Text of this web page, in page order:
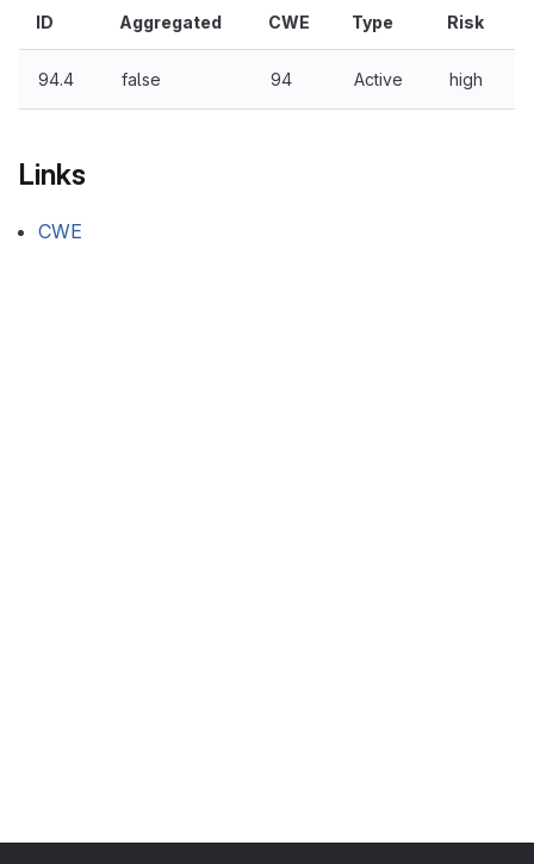
ID Aggregated CWE Type Risk
94.4 false 94 Active high
Links
CWE